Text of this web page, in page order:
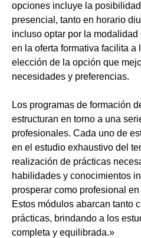
opciones incluye la
presencial, tanto en horario
incluso optar por la
en la oferta formativa facilita a
elección de la opción que
necesidades y preferencias.
Los programas de formación
estructuran en torno a una
profesionales. Cada uno de
en el estudio exhaustivo del
realización de prácticas
habilidades y conocimientos
prosperar como profesional
Estos módulos abarcan tanto
prácticas, brindando a los
completa y equilibrada.»